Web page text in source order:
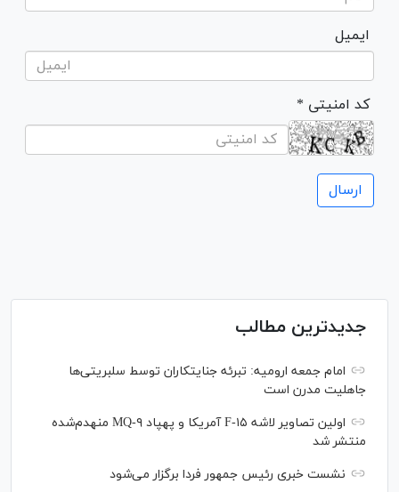
ایمیل
* کد امنیتی
جدیدترین مطالب
امام جمعه ارومیه: تبرئه جنایتکاران توسط سلبریتی‌ها
جاهلیت مدرن است
اولین تصاویر لاشه F-۱۵ آمریکا و پهپاد MQ-۹ منهدم‌شده
منتشر شد
نشست خبری رئیس‌ جمهور فردا برگزار می‌شود